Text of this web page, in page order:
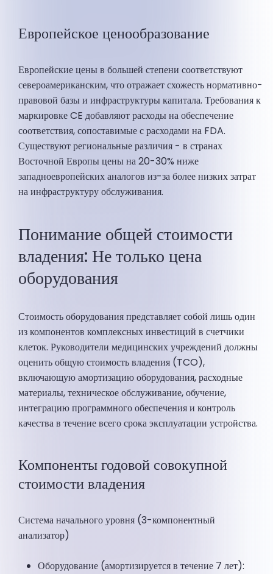
Европейское ценообразование
Европейские цены в большей степени соответствуют
североамериканским, что отражает схожесть нормативно-
правовой базы и инфраструктуры капитала. Требования к
маркировке CE добавляют расходы на обеспечение
соответствия, сопоставимые с расходами на FDA.
Существуют региональные различия - в странах
Восточной Европы цены на 20-30% ниже
западноевропейских аналогов из-за более низких затрат
на инфраструктуру обслуживания.
Понимание общей стоимости
владения: Не только цена
оборудования
Стоимость оборудования представляет собой лишь один
из компонентов комплексных инвестиций в счетчики
клеток. Руководители медицинских учреждений должны
оценить общую стоимость владения (TCO),
включающую амортизацию оборудования, расходные
материалы, техническое обслуживание, обучение,
интеграцию программного обеспечения и контроль
качества в течение всего срока эксплуатации устройства.
Компоненты годовой совокупной
стоимости владения
Система начального уровня (3-компонентный
анализатор)
Оборудование (амортизируется в течение 7 лет):